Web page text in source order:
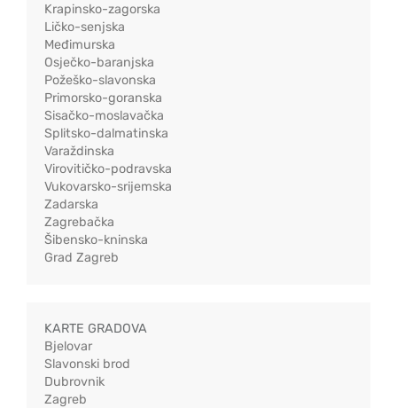
Krapinsko-zagorska
Ličko-senjska
Međimurska
Osječko-baranjska
Požeško-slavonska
Primorsko-goranska
Sisačko-moslavačka
Splitsko-dalmatinska
Varaždinska
Virovitičko-podravska
Vukovarsko-srijemska
Zadarska
Zagrebačka
Šibensko-kninska
Grad Zagreb
KARTE GRADOVA
Bjelovar
Slavonski brod
Dubrovnik
Zagreb